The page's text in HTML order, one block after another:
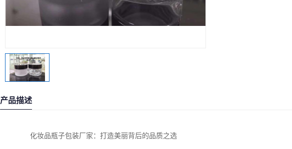
产品描述
化妆品瓶子包装厂家：打造美丽背后的品质之选